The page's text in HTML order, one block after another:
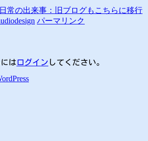
常の出来事：旧ブログもこちらに移行
パーマリンク
はログイン してください。